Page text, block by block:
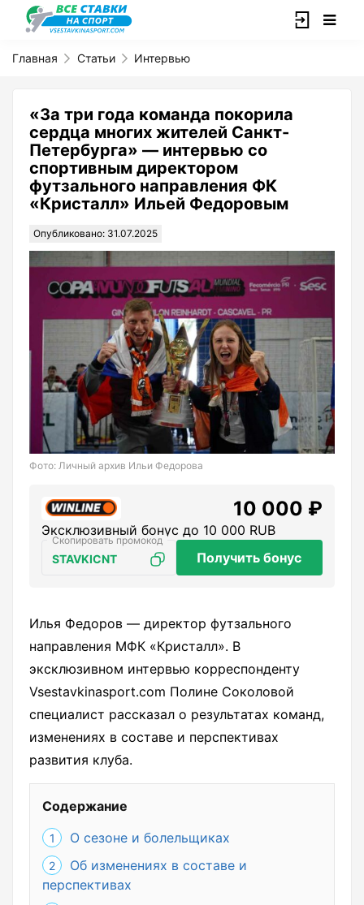
Главная Статьи Интервью
«За три года команда покорила
сердца многих жителей Санкт-
Петербурга» — интервью со
спортивным директором
футзального направления ФК
«Кристалл» Ильей Федоровым
Опубликовано: 31.07.2025
Фото: Личный архив Ильи Федорова
10 000 ₽
Эксклюзивный бонус до 10 000 RUB
STAVKICNT Получить бонус
Илья Федоров — директор футзального
направления МФК «Кристалл». В
эксклюзивном интервью корреспонденту
Vsestavkinasport.com Полине Соколовой
специалист рассказал о результатах команд,
изменениях в составе и перспективах
развития клуба.
Содержание
О сезоне и болельщиках
Об изменениях в составе и
перспективах